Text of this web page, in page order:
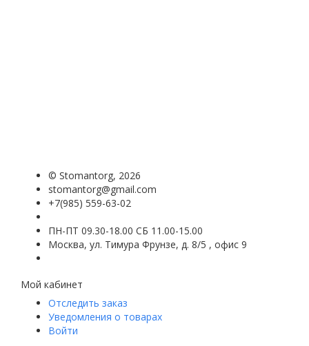
© Stomantorg, 2026
stomantorg@gmail.com
+7(985) 559-63-02
ПН-ПТ 09.30-18.00 СБ 11.00-15.00
Москва, ул. Тимура Фрунзе, д. 8/5 , офис 9
Мой кабинет
Отследить заказ
Уведомления о товарах
Войти